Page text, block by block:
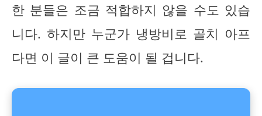
한 분들은 조금 적합하지 않을 수도 있습
니다. 하지만 누군가 냉방비로 골치 아프
다면 이 글이 큰 도움이 될 겁니다.